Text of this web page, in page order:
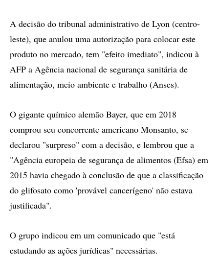
A decisão do tribunal administrativo de Lyon (centro-
leste), que anulou uma autorização para colocar este
produto no mercado, tem "efeito imediato", indicou à
AFP a Agência nacional de segurança sanitária de
alimentação, meio ambiente e trabalho (Anses).
O gigante químico alemão Bayer, que em 2018
comprou seu concorrente americano Monsanto, se
declarou "surpreso" com a decisão, e lembrou que a
"Agência europeia de segurança de alimentos (Efsa) em
2015 havia chegado à conclusão de que a classificação
do glifosato como 'provável cancerígeno' não estava
justificada".
O grupo indicou em um comunicado que "está
estudando as ações jurídicas" necessárias.